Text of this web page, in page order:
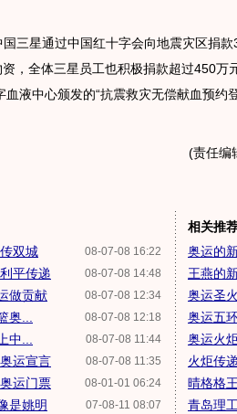
三星通过中国红十字会向地震灾区捐款
，全体三星员工也积极捐款超过450万
液中心颁发的“抗震救灾无偿献血预约
(责任编
08-07-08 16:22
双城
08-07-08 14:48
平传递
08-07-08 12:34
做贡献
08-07-08 12:18
奥...
08-07-08 11:44
中...
08-07-08 11:35
运宣言
08-01-01 06:24
运门票
07-08-11 08:07
是姚明
相关推
奥运的
王燕的
奥运圣
奥运五
奥运火
火炬传
晴格格
青岛理